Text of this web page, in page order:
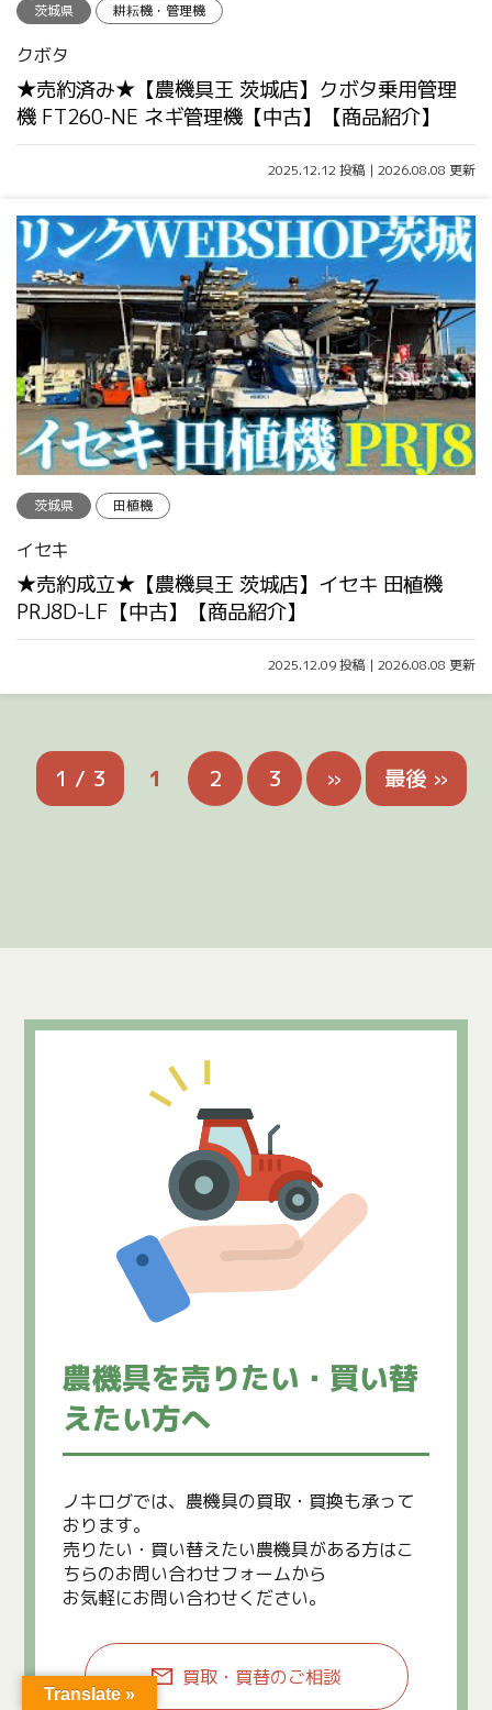
茨城県 耕耘機・管理機
クボタ
★売約済み★【農機具王 茨城店】クボタ乗用管理
機 FT260-NE ネギ管理機【中古】【商品紹介】
2025.12.12 投稿 | 2026.08.08 更新
茨城県 田植機
イセキ
★売約成立★【農機具王 茨城店】イセキ 田植機
PRJ8D-LF【中古】【商品紹介】
2025.12.09 投稿 | 2026.08.08 更新
1 / 3 1 2 3 » 最後 »
農機具を売りたい・買い替
えたい方へ
ノキログでは、農機具の買取・買換も承って
おります。
売りたい・買い替えたい農機具がある方はこ
ちらのお問い合わせフォームから
お気軽にお問い合わせください。
買取・買替のご相談
Translate »